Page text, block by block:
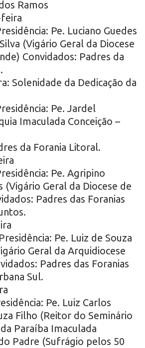
Ramos
Pe. Luciano Guedes
(Vigário Geral da Diocese
Convidados: Padres da
Solenidade da Dedicação da
Pe. Jardel
Imaculada Conceição –
da Forania Litoral.
Pe. Agripino
(Vigário Geral da Diocese de
Padres das Foranias
Pe. Luiz de Souza
Geral da Arquidiocese
Padres das Foranias
Sul.
Pe. Luiz Carlos
Filho (Reitor do Seminário
Paraíba Imaculada
Padre (Sufrágio pelos 50